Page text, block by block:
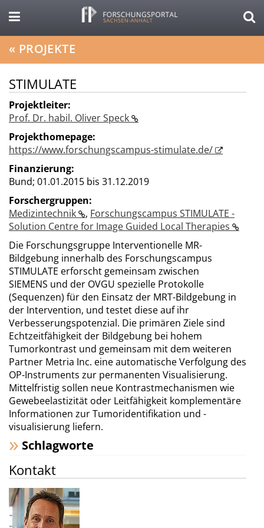
« PROJEKTE
STIMULATE
Projektleiter:
Prof. Dr. habil. Oliver Speck
Projekthomepage:
https://www.forschungscampus-stimulate.de/
Finanzierung:
Bund; 01.01.2015 bis 31.12.2019
Forschergruppen:
Medizintechnik
, Forschungscampus STIMULATE -
Solution Centre for Image Guided Local Therapies
Die Forschungsgruppe Interventionelle MR-
Bildgebung innerhalb des Forschungscampus
STIMULATE erforscht gemeinsam zwischen
SIEMENS und der OVGU spezielle Protokolle
(Sequenzen) für den Einsatz der MRT-Bildgebung in
der Intervention, und testet diese auf ihr
Verbesserungspotenzial. Die primären Ziele sind
Echtzeitfähigkeit der Bildgebung bei hohem
Tumorkontrast und gemeinsam mit dem weiteren
Partner Metria Inc. eine automatische Verfolgung des
OP-Instruments zur permanenten Visualisierung.
Mittelfristig sollen neue Kontrastmechanismen wie
Gewebeelastizität oder Leitfähigkeit komplementäre
Informationen zur Tumoridentifikation und -
visualisierung liefern.
Schlagworte
Kontakt